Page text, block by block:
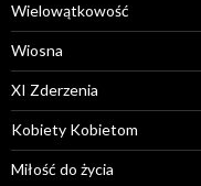
Wielowątkowość
Wiosna
XI Zderzenia
Kobiety Kobietom
Miłość do życia